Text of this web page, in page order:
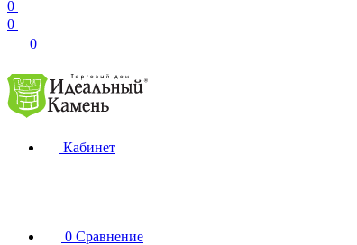
0
0
0
Кабинет
0 Сравнение